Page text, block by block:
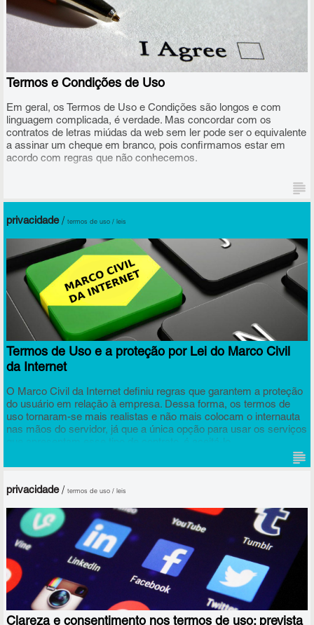
Termos e Condições de Uso
Em geral, os Termos de Uso e Condições são longos e com
linguagem complicada, é verdade. Mas concordar com os
contratos de letras miúdas da web sem ler pode ser o equivalente
a assinar um cheque em branco, pois confirmamos estar em
acordo com regras que não conhecemos.
privacidade/termos de uso / leis
Termos de Uso e a proteção por Lei do Marco Civil
da Internet
O Marco Civil da Internet definiu regras que garantem a proteção
do usuário em relação à empresa. Dessa forma, os termos de
uso tornaram-se mais realistas e não mais colocam o internauta
nas mãos do servidor, já que a única opção para usar os serviços
que apresentam esse tipo de contrato, é aceitá-lo.
privacidade/termos de uso / leis
Clareza e consentimento nos termos de uso: prevista